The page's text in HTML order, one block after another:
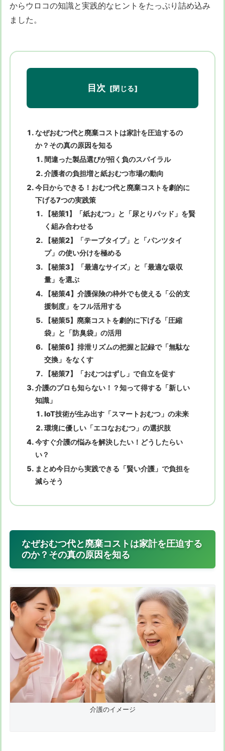
からウロコの知識と実践的なヒントをたっぷり詰め込み
ました。
目次
なぜおむつ代と廃棄コストは家計を圧迫するの
か？その真の原因を知る
間違った製品選びが招く負のスパイラル
介護者の負担増と紙おむつ市場の動向
今日からできる！おむつ代と廃棄コストを劇的に
下げる7つの実践策
【秘策1】「紙おむつ」と「尿とりパッド」を賢
く組み合わせる
【秘策2】「テープタイプ」と「パンツタイ
プ」の使い分けを極める
【秘策3】「最適なサイズ」と「最適な吸収
量」を選ぶ
【秘策4】介護保険の枠外でも使える「公的支
援制度」をフル活用する
【秘策5】廃棄コストを劇的に下げる「圧縮
袋」と「防臭袋」の活用
【秘策6】排泄リズムの把握と記録で「無駄な
交換」をなくす
【秘策7】「おむつはずし」で自立を促す
介護のプロも知らない！？知って得する「新しい
知識」
IoT技術が生み出す「スマートおむつ」の未来
環境に優しい「エコなおむつ」の選択肢
今すぐ介護の悩みを解決したい！どうしたらい
い？
まとめ今日から実践できる「賢い介護」で負担を
減らそう
なぜおむつ代と廃棄コストは家計を圧迫する
のか？その真の原因を知る
介護のイメージ